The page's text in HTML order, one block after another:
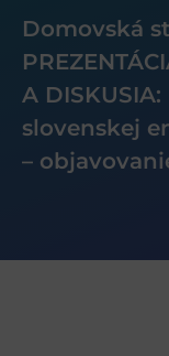
Domovská
A
slovenskej
–